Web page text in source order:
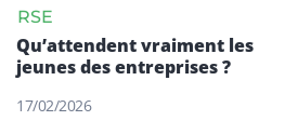
RSE
Qu’attendent vraiment les
jeunes des entreprises ?
17/02/2026